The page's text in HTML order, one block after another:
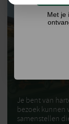
Je bent van
bezoek kunnen
samenstellen
Met je